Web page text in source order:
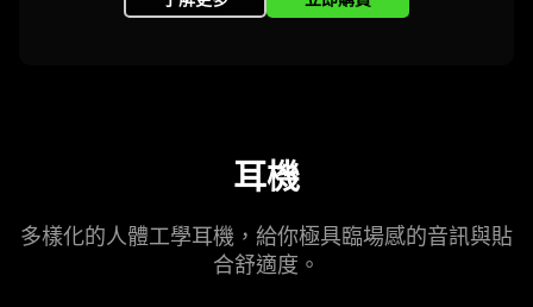
耳機
多樣化的人體工學耳機，給你極具臨場感的音訊與貼
合舒適度 。